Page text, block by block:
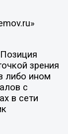
зрения
либо ином
с
в сети